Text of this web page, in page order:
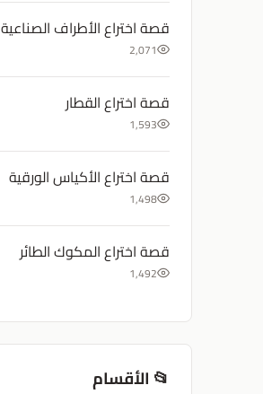
قصة اختراع الأطراف الصناعية
2,071
قصة اختراع القطار
1,593
قصة اختراع الأكياس الورقية
1,498
قصة اختراع المكوك الطائر
1,492
📂 الأقسام